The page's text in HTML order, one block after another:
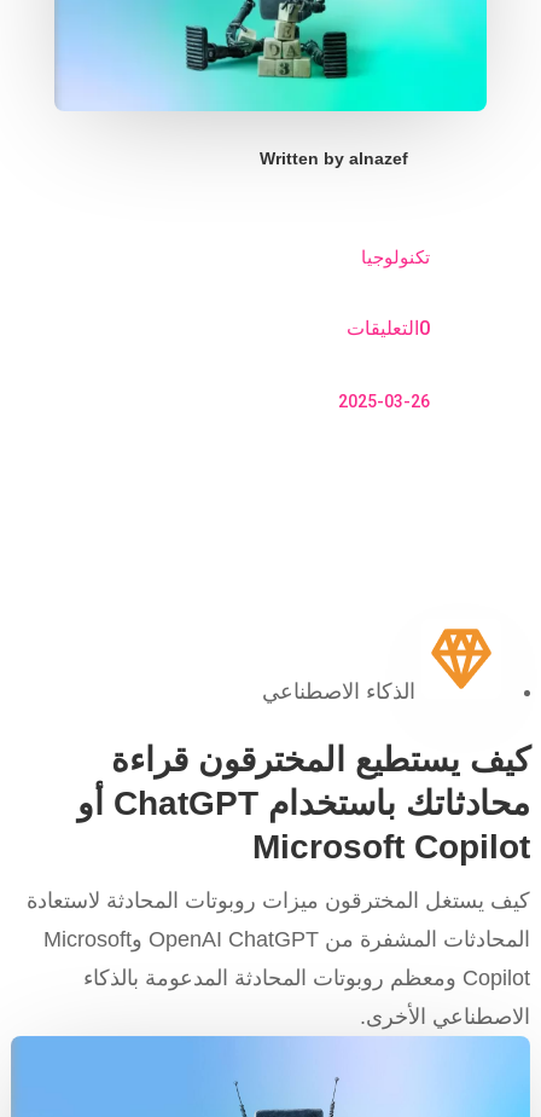
Written byalnazef
تكنولوجيا
0التعليقات
2025-03-26
الذكاء الاصطناعي
كيف يستطيع المخترقون قراءة
محادثاتك باستخدام ChatGPT أو
Microsoft Copilot
كيف يستغل المخترقون ميزات روبوتات المحادثة لاستعادة
المحادثات المشفرة من OpenAI ChatGPT وMicrosoft
Copilot ومعظم روبوتات المحادثة المدعومة بالذكاء
الاصطناعي الأخرى.